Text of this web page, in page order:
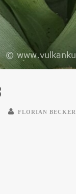
FLORIAN BECKER